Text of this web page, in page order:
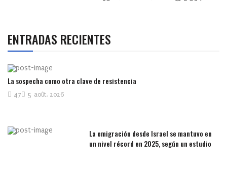
ENTRADAS RECIENTES
La sospecha como otra clave de resistencia
5 août, 2026
47
La emigración desde Israel se mantuvo en
un nivel récord en 2025, según un estudio